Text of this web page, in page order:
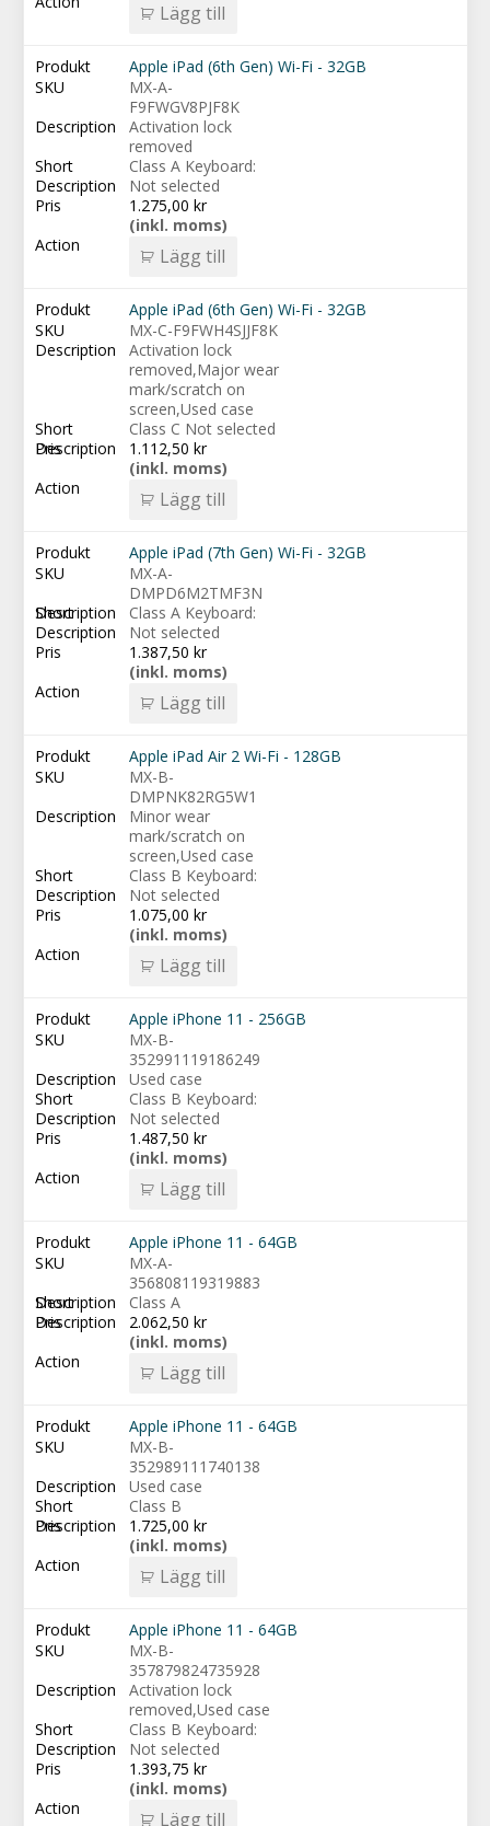
Lägg till
Apple iPad (6th Gen) Wi-Fi - 32GB
MX-A-
F9FWGV8PJF8K
Activation lock
removed
Class A Keyboard:
Not selected
1.275,00 kr
(inkl. moms)
Lägg till
Apple iPad (6th Gen) Wi-Fi - 32GB
MX-C-F9FWH4SJJF8K
Activation lock
removed,Major wear
mark/scratch on
screen,Used case
Class C Not selected
1.112,50 kr
(inkl. moms)
Lägg till
Apple iPad (7th Gen) Wi-Fi - 32GB
MX-A-
DMPD6M2TMF3N
Class A Keyboard:
Not selected
1.387,50 kr
(inkl. moms)
Lägg till
Apple iPad Air 2 Wi-Fi - 128GB
MX-B-
DMPNK82RG5W1
Minor wear
mark/scratch on
screen,Used case
Class B Keyboard:
Not selected
1.075,00 kr
(inkl. moms)
Lägg till
Apple iPhone 11 - 256GB
MX-B-
352991119186249
Used case
Class B Keyboard:
Not selected
1.487,50 kr
(inkl. moms)
Lägg till
Apple iPhone 11 - 64GB
MX-A-
356808119319883
Class A
2.062,50 kr
(inkl. moms)
Lägg till
Apple iPhone 11 - 64GB
MX-B-
352989111740138
Used case
Class B
1.725,00 kr
(inkl. moms)
Lägg till
Apple iPhone 11 - 64GB
MX-B-
357879824735928
Activation lock
removed,Used case
Class B Keyboard:
Not selected
1.393,75 kr
(inkl. moms)
Lägg till